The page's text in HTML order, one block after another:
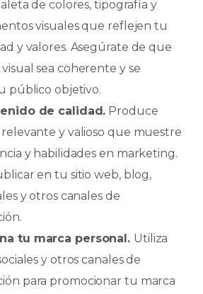
de colores, tipografía y
visuales que reflejen tu
y valores. Asegúrate de que
sea coherente y se
público objetivo.
de calidad. Produce
y valioso que muestre
y habilidades en marketing.
en tu sitio web, blog,
y otros canales de
tu marca personal. Utiliza
y otros canales de
para promocionar tu marca